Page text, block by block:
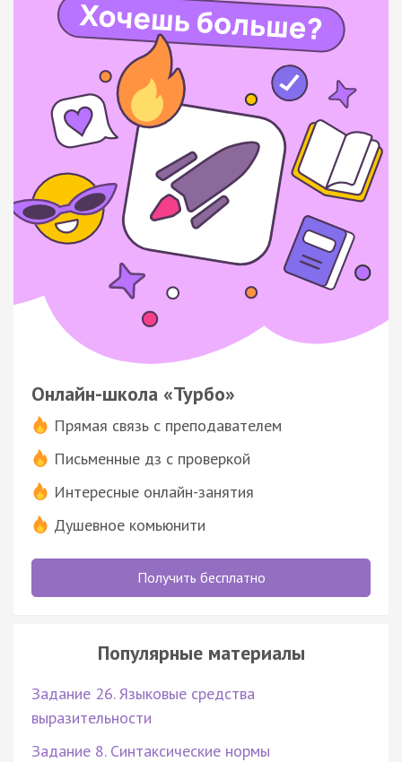
Онлайн-школа «Турбо»
Прямая связь с преподавателем
Письменные дз с проверкой
Интересные онлайн-занятия
Душевное комьюнити
Получить бесплатно
Популярные материалы
Задание 26. Языковые средства
выразительности
Задание 8. Синтаксические нормы